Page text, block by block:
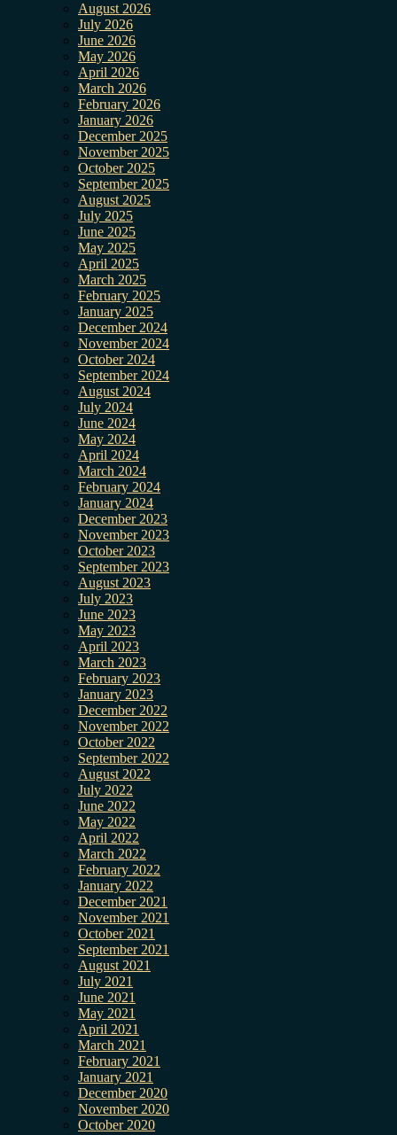
August 2026
July 2026
June 2026
May 2026
April 2026
March 2026
February 2026
January 2026
December 2025
November 2025
October 2025
September 2025
August 2025
July 2025
June 2025
May 2025
April 2025
March 2025
February 2025
January 2025
December 2024
November 2024
October 2024
September 2024
August 2024
July 2024
June 2024
May 2024
April 2024
March 2024
February 2024
January 2024
December 2023
November 2023
October 2023
September 2023
August 2023
July 2023
June 2023
May 2023
April 2023
March 2023
February 2023
January 2023
December 2022
November 2022
October 2022
September 2022
August 2022
July 2022
June 2022
May 2022
April 2022
March 2022
February 2022
January 2022
December 2021
November 2021
October 2021
September 2021
August 2021
July 2021
June 2021
May 2021
April 2021
March 2021
February 2021
January 2021
December 2020
November 2020
October 2020